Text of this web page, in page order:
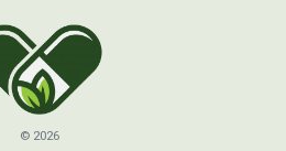
© 2026